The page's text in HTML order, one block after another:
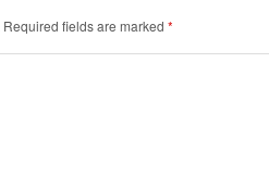
Required fields are marked *